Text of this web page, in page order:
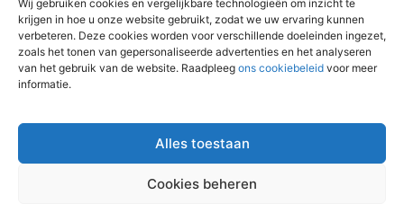
Wij gebruiken cookies en vergelijkbare technologieën om inzicht te
krijgen in hoe u onze website gebruikt, zodat we uw ervaring kunnen
verbeteren. Deze cookies worden voor verschillende doeleinden ingezet,
zoals het tonen van gepersonaliseerde advertenties en het analyseren
van het gebruik van de website. Raadpleeg ons cookiebeleid voor meer
informatie.
Alles toestaan
Cookies beheren
Elke dag iets nieuws op vandebeckenkamp.nl
@2025 All Right Reserved. Design by